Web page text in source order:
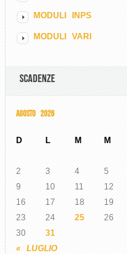
MODULI INPS
MODULI VARI
SCADENZE
AGOSTO 2026
D L M M
« LUGLIO
2
3 4 5
9
10 11 12
16
17 18 19
23
24 25 26
30
31